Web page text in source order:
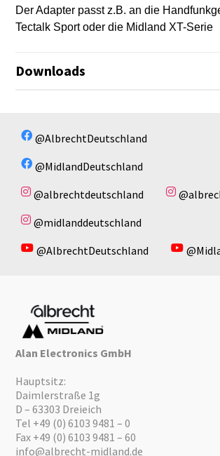
Der Adapter passt z.B. an die
Tectalk Sport oder die Midland XT-Serie
Downloads
@AlbrechtDeutschland
@MidlandDeutschland
@albrechtdeutschland
@midlanddeutschland
@AlbrechtDeutschland
Alan Electronics GmbH
Hauptsitz:
Daimlerstraße 1g
D – 63303 Dreieich
Tel +49 (0) 6103 9481 – 0
Fax +49 (0) 6103 9481 – 60
info@albrecht-midland.de